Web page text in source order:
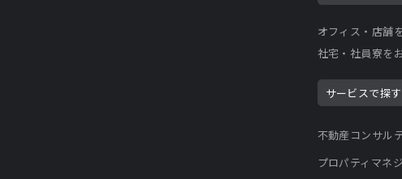
オフィス・店舗
社宅・社員寮を
サービスで探す
不動産コンサル
プロパティマネ